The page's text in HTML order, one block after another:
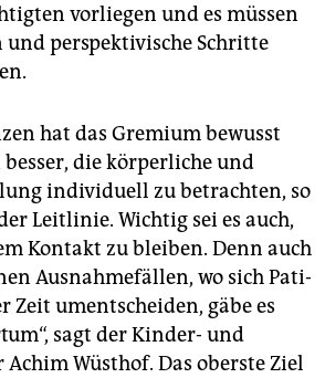
vorliegen und es müssen
perspektivische Schritte
hat das Gremium bewusst
besser, die körperliche und
individuell zu betrachten, so
Leitlinie. Wichtig sei es auch,
Kontakt zu bleiben. Denn auch
Ausnahmefällen, wo sich Pa­ti­
umentscheiden, gäbe es
sagt der Kinder- und
Wüsthof. Das oberste Ziel